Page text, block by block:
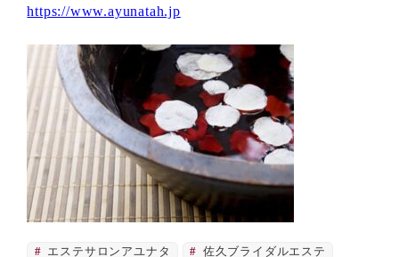
https://www.ayunatah.jp
エステサロンアユナタ
佐久ブライダルエステ